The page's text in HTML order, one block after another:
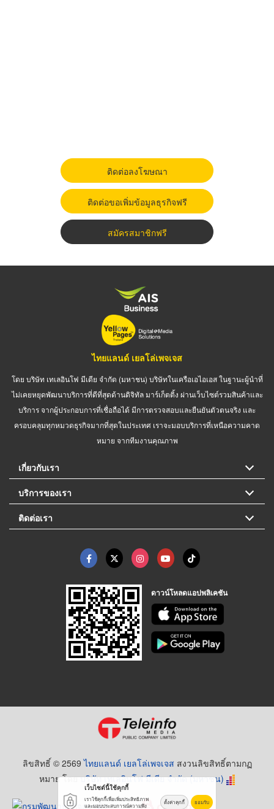
ติดต่อลงโฆษณา
ติดต่อขอเพิ่มข้อมูลธุรกิจฟรี
สมัครสมาชิกฟรี
ไทยแลนด์ เยลโล่เพจเจส
โดย บริษัท เทเลอินโฟ มีเดีย จำกัด (มหาชน) บริษัทในเครือเอไอเอส ในฐานะผู้นำที่
ไม่เคยหยุดพัฒนาบริการที่ดีที่สุดด้านดิจิทัล มาร์เก็ตติ้ง ผ่านเว็บไซต์รวมสินค้าและ
บริการ จากผู้ประกอบการที่เชื่อถือได้ มีการตรวจสอบและยืนยันตัวตนจริง และ
ครอบคลุมทุกหมวดธุรกิจมากที่สุดในประเทศ เราจะมอบบริการที่เหนือความคาด
หมาย จากทีมงานคุณภาพ
เกี่ยวกับเรา
บริการของเรา
ติดต่อเรา
ดาวน์โหลดแอปพลิเคชัน
ลิขสิทธิ์ © 2569ไทยแลนด์ เยลโล่เพจเจส สงวนลิขสิทธิ์ตามกฏ
หมาย โดยบริษัท เทเลอินโฟ มีเดีย จำกัด (มหาชน)
เว็บไซต์นี้ใช้คุกกี้
เราใช้คุกกี้เพื่อเพิ่มประสิทธิภาพ
และมอบประสบการณ์ความพึง
ตั้งค่าคุกกี้ ยอมรับ